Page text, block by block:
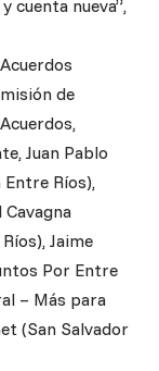
cuenta nueva”,
de
Juan Pablo
Entre Ríos),
Jaime
Por Entre
– Más para
(San Salvador